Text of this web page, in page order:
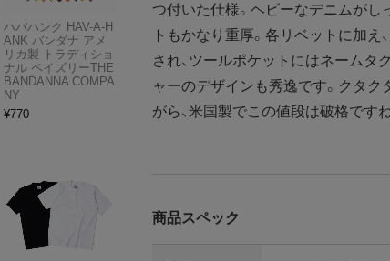
つ付いた仕様。ヘビーなデニムがし
トもかなり重厚。各リベットに加
され、ツールポケットにはネームタ
ャーのデザインも秀逸です。クタ
がら、米国製でこの値段は破格ですね
商品スペック
ハバハンク HAV-A-H
ANK バンダナ アメ
リカ製 トラディショ
ナル ペイズリーTHE
BANDANNA COMPA
NY
¥770